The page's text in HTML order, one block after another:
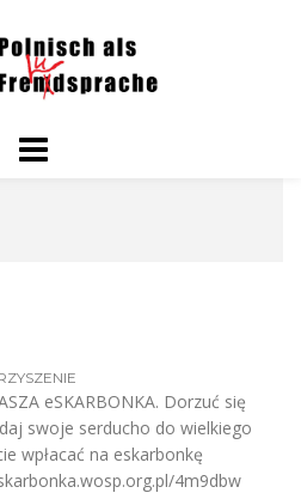
eSKARBONKA. Dorzuć się
swoje serducho do wielkiego
wpłacać na eskarbonkę
4m9dbw